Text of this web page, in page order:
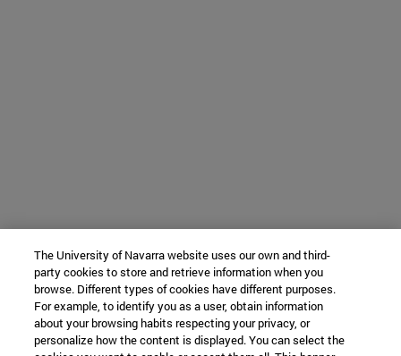
The University of Navarra website uses our own and third-
party cookies to store and retrieve information when you
browse. Different types of cookies have different purposes.
For example, to identify you as a user, obtain information
about your browsing habits respecting your privacy, or
personalize how the content is displayed. You can select the